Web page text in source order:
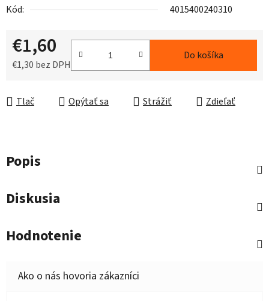
Kód:
4015400240310
€1,60
€1,30 bez DPH
Do košíka
Tlač Opýtať sa Strážiť Zdieľať
Popis
Diskusia
Hodnotenie